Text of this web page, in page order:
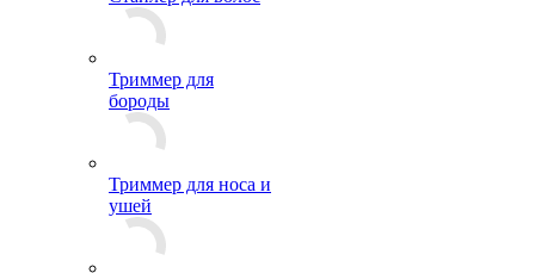
Триммер для
бороды
Триммер для носа и
ушей